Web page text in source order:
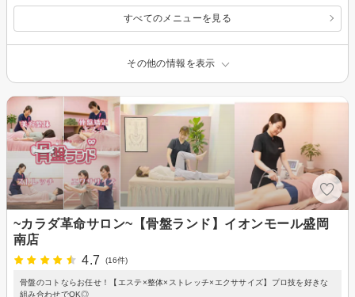
すべてのメニューを見る
その他の情報を表示
~カラダ革命サロン~【骨盤ランド】イオンモール盛岡
南店
4.7
(16件)
骨盤のコトならお任せ！【エステ×整体×ストレッチ×エクササイズ】プロ技を好きな
組み合わせでOK◎